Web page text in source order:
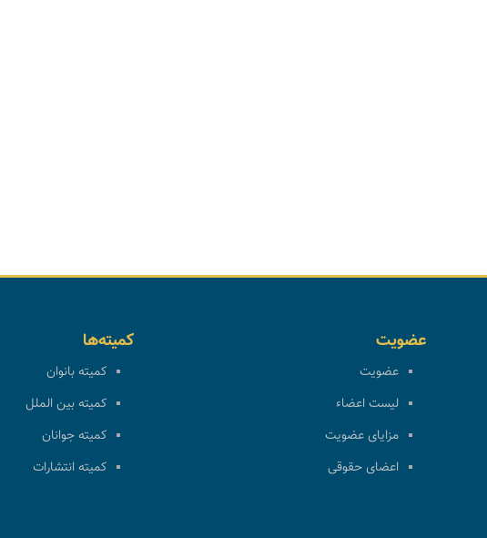
عضویت
عضویت
لیست اعضاء
مزایای عضویت
اعضای حقوقی
کمیته‌ها
کمیته بانوان
کمیته بین الملل
کمیته جوانان
کمیته انتشارات